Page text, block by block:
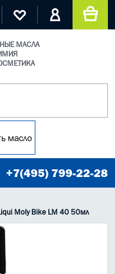
МАСЛА
масло
+7(495) 799-22-28
Moly Bike LM 40 50мл